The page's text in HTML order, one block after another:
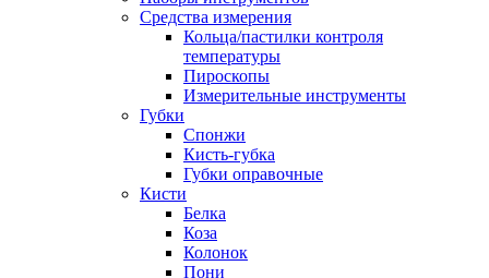
Средства измерения
Кольца/пастилки контроля
температуры
Пироскопы
Измерительные инструменты
Губки
Спонжи
Кисть-губка
Губки оправочные
Кисти
Белка
Коза
Колонок
Пони